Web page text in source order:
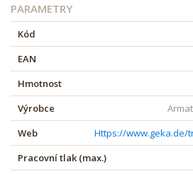
PARAMETRY
Kód
EAN
Hmotnost
Výrobce
Web
https://
Pracovní tlak (max.)